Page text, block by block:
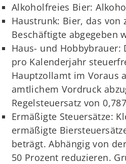
Alkoholfreies Bier:
Haustrunk: Bier, das
Beschäftigte abgegeben
Haus- und Hobbybrauer:
pro Kalenderjahr
Hauptzollamt im Voraus
amtlichem Vordruck
Regelsteuersatz von
Ermäßigte Steuersätze:
ermäßigte
beträgt. Abhängig von
50 Prozent reduzieren.